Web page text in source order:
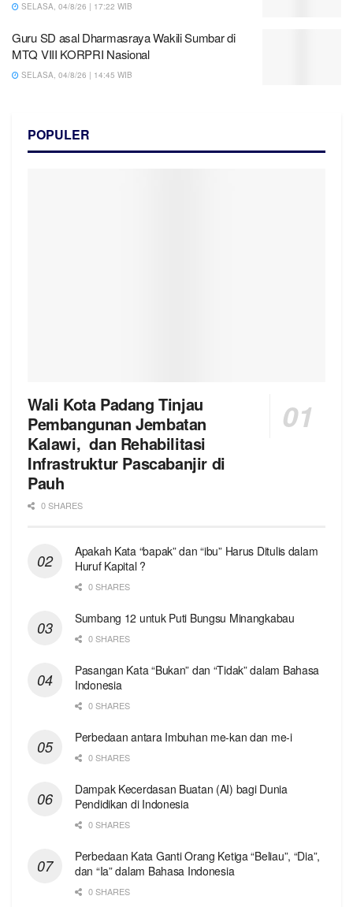
SELASA, 04/8/26 | 17:22 WIB
Guru SD asal Dharmasraya Wakili Sumbar di
MTQ VIII KORPRI Nasional
SELASA, 04/8/26 | 14:45 WIB
POPULER
Wali Kota Padang Tinjau
Pembangunan Jembatan
Kalawi, dan Rehabilitasi
Infrastruktur Pascabanjir di
Pauh
0 SHARES
Apakah Kata “bapak” dan “ibu” Harus Ditulis dalam
Huruf Kapital ?
0 SHARES
Sumbang 12 untuk Puti Bungsu Minangkabau
0 SHARES
Pasangan Kata “Bukan” dan “Tidak” dalam Bahasa
Indonesia
0 SHARES
Perbedaan antara Imbuhan me-kan dan me-i
0 SHARES
Dampak Kecerdasan Buatan (AI) bagi Dunia
Pendidikan di Indonesia
0 SHARES
Perbedaan Kata Ganti Orang Ketiga “Beliau”, “Dia”,
dan “Ia” dalam Bahasa Indonesia
0 SHARES